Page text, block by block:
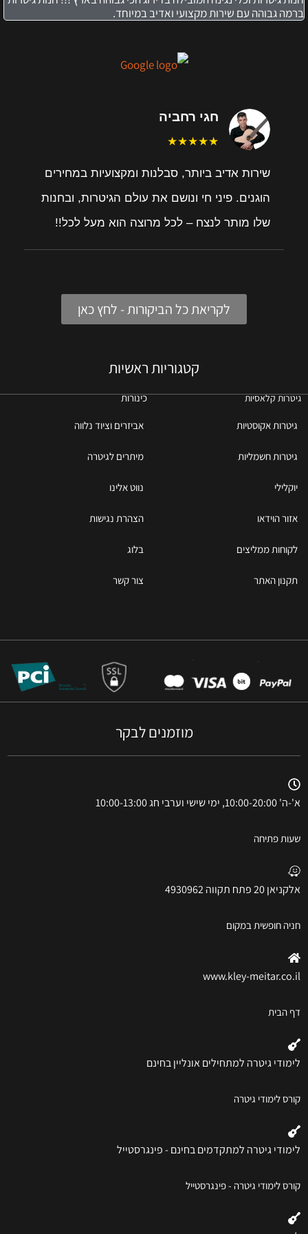
ברמה גבוהה עם שירות מקצועי ואדיב במיוחד.
חגי רחביה
★★★★★
שירות אדיב ביותר, סבלנות ומקצועיות במחירים
הוגנים. פיני חי ונושם את עולם הגיטרות, ובחנות
שלו מותר לנצח – לכל מרוצה הוא מעל לכל!!
לקריאת כל הביקורות - לחץ כאן
קטגוריות ראשיות
גיטרות קלאסיות כינורות
גיטרות אקוסטיות אביזרים וציוד נלווה
גיטרות חשמליות מיתרים לגיטרה
יוקלילי נווט אלינו
אזור הוידאו הצהרת נגישות
לקוחות ממליצים בלוג
תקנון האתר צור קשר
מוזמנים לבקר
א'-ה' 10:00-20:00, ימי שישי וערבי חג 10:00-13:00
שעות פתיחה
אלקניאן 20 פתח תקווה 4930962
חניה חופשית במקום
www.kley-meitar.co.il
דף הבית
לימודי גיטרה למתחילים אונליין בחינם
קורס לימודי גיטרה
לימודי גיטרה למתקדמים בחינם - פינגרסטייל
קורס לימודי גיטרה - פינגרסטייל